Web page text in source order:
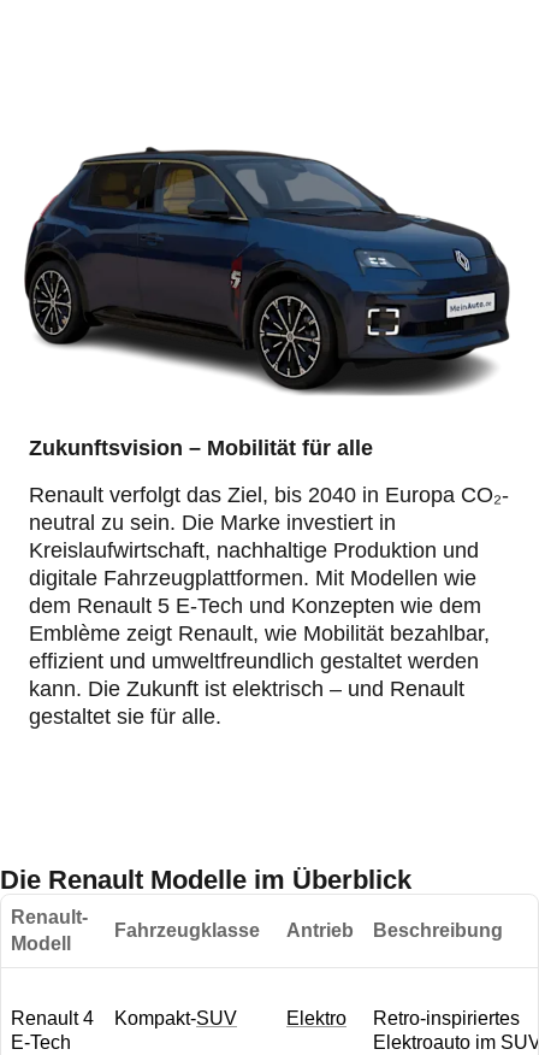
Zukunftsvision – Mobilität für alle
Renault verfolgt das Ziel, bis 2040 in Europa CO₂-
neutral zu sein. Die Marke investiert in
Kreislaufwirtschaft, nachhaltige Produktion und
digitale Fahrzeugplattformen. Mit Modellen wie
dem Renault 5 E-Tech und Konzepten wie dem
Emblème zeigt Renault, wie Mobilität bezahlbar,
effizient und umweltfreundlich gestaltet werden
kann. Die Zukunft ist elektrisch – und Renault
gestaltet sie für alle.
Die Renault Modelle im Überblick
Renault-
Modell
Fahrzeugklasse Antrieb Beschreibung
Renault 4
E-Tech
Kompakt-SUV Elektro
Retro-inspiriertes
Elektroauto im